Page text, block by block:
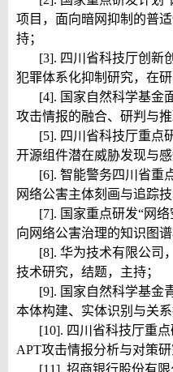
项目， 面向暗网抑制的普
持；
[3]. 四川省科技厅创新
犯罪体系化抑制研究，在研
[4]. 国家自然科学基金
攻击情报的融合、研判与
[5]. 四川省科技厅重点
开源组件潜在威胁发现与
[6]. 智能警务四川省重
网络公害主体刻画与追踪
[7]. 国家重点研发“网络
向网络公害治理的知识图
[8]. 华为技术有限公司，
技术研究，结题，主持；
[9]. 国家自然科学基金
本体构建、实体识别与关
[10]. 四川省科技厅重点
APT攻击情报分析与对策
[11]. 招商银行股份有限